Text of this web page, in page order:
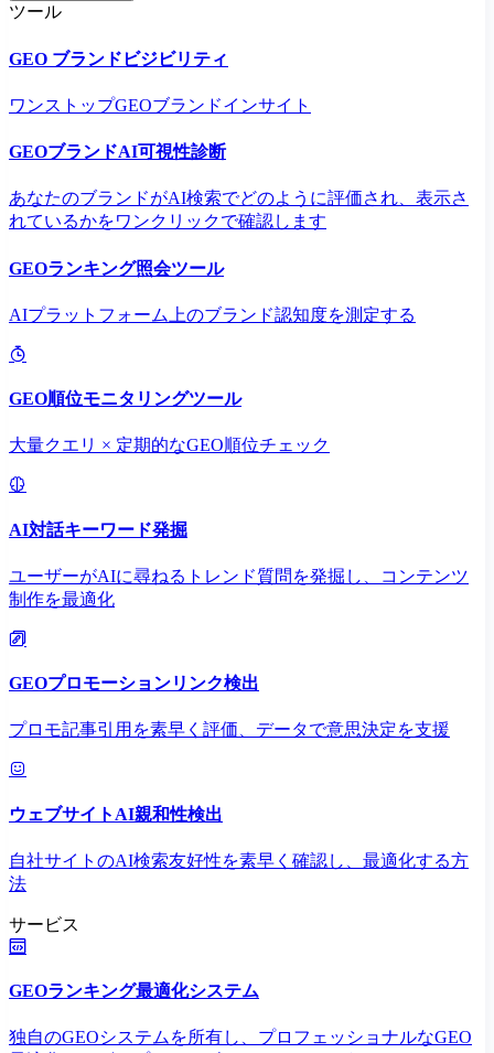
ツール
GEO ブランドビジビリティ
ワンストップGEOブランドインサイト
GEOブランドAI可視性診断
あなたのブランドがAI検索でどのように評価され、表示さ
れているかをワンクリックで確認します
GEOランキング照会ツール
AIプラットフォーム上のブランド認知度を測定する
GEO順位モニタリングツール
大量クエリ × 定期的なGEO順位チェック
AI対話キーワード発掘
ユーザーがAIに尋ねるトレンド質問を発掘し、コンテンツ
制作を最適化
GEOプロモーションリンク検出
プロモ記事引用を素早く評価、データで意思決定を支援
ウェブサイトAI親和性検出
自社サイトのAI検索友好性を素早く確認し、最適化する方
法
サービス
GEOランキング最適化システム
独自のGEOシステムを所有し、プロフェッショナルなGEO